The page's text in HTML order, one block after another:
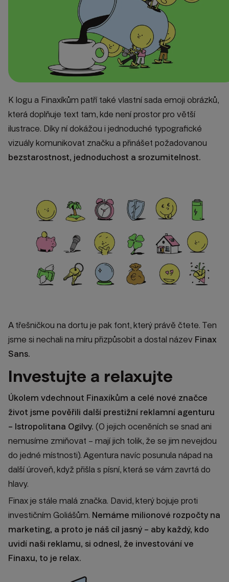
K logu a Finaxíkům patří také vlastní sada emoji obrázků,
která doplňuje text tam, kde není prostor pro větší
ilustrace. Díky ní dokážou i jednoduché typografické
vizuály komunikovat značku a přinášet požadovanou
bezstarostnost, jednoduchost a srozumitelnost.
A třešničkou na dortu je pak font, který právě čtete. Ten
jsme si nechali na míru přizpůsobit a dostal název Finax
Sans.
Investujte a relaxujte
Úkolem vdechnout Finaxíkům a celé nové značce
život jsme pověřili další prestižní reklamní agenturu
– Istropolitana Ogilvy. (O jejich oceněních se snad ani
nemusíme zmiňovat – mají jich tolik, že se jim nevejdou
do jedné místnosti). Agentura navíc posunula nápad na
další úroveň, když přišla s písní, která se vám zavrtá do
hlavy.
Finax je stále malá značka. David, který bojuje proti
investičním Goliášům. Nemáme milionové rozpočty na
marketing, a proto je náš cíl jasný – aby každý, kdo
uvidí naši reklamu, si odnesl, že investování ve
Finaxu, to je relax.